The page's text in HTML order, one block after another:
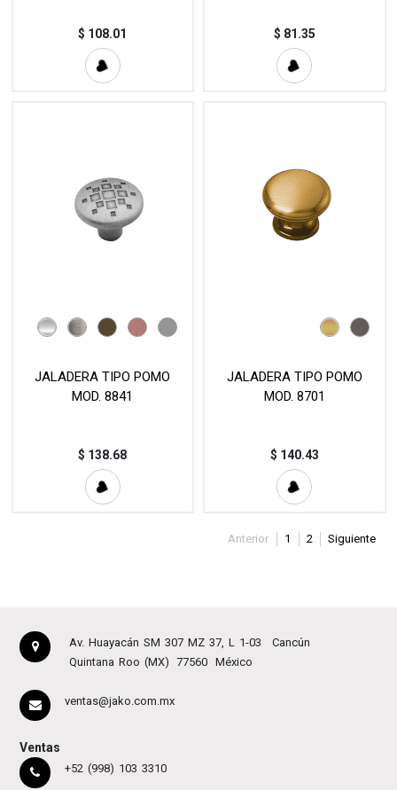
$ 108.01 $ 81.35
JALADERA TIPO POMO
MOD. 8841
$ 138.68
JALADERA TIPO POMO
MOD. 8701
$ 140.43
Anterior 1 2 Siguiente
Av. Huayacán SM 307 MZ 37, L 1-03
Cancún
Quintana Roo (MX)
77560 México
ventas@jako.com.mx
Ventas
+52 (998) 103 3310